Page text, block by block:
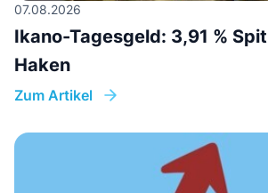
07.08.2026
Ikano-Tagesgeld: 3,91 %
Haken
Zum Artikel